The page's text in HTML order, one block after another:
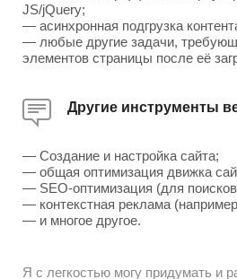
— Любые спецэффекты в
JS/jQuery;
— асинхронная подгрузка
— любые другие задачи,
— Создание и настройка сайта;
— общая оптимизация движка
— SEO-оптимизация (для
— контекстная реклама